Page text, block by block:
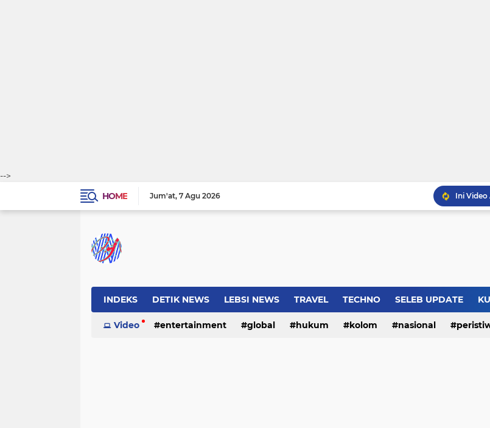
-->
HOME
Jum'at 7 Agu 2026
Video
INDEKS DETIK NEWS LEBSI NEWS TRAVEL TECHNO SELEB UPDATE
Video entertainment global hukum kolom nasional